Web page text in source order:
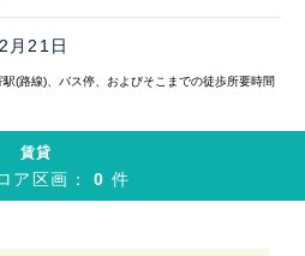
月21日
(路線)、バス停、およびそこまでの徒歩所要時間
賃貸
ア区画：0件